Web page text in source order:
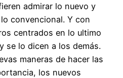
admirar lo nuevo y
convencional. Y con
centrados en lo ultimo
se lo dicen a los demás.
maneras de hacer las
los nuevos